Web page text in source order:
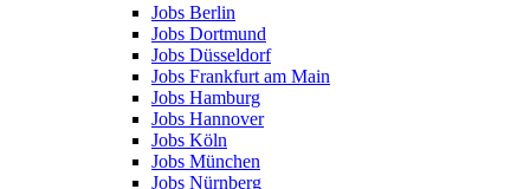
Jobs Berlin
Jobs Dortmund
Jobs Düsseldorf
Jobs Frankfurt am Main
Jobs Hamburg
Jobs Hannover
Jobs Köln
Jobs München
Jobs Nürnberg